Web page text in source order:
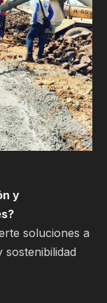
y
soluciones a
sostenibilidad